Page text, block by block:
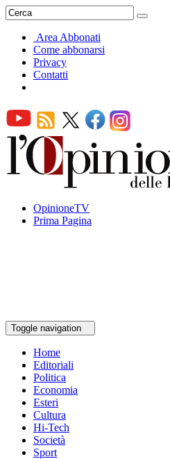
Area Abbonati
Come abbonarsi
Privacy
Contatti
OpinioneTV
Prima Pagina
Toggle navigation
Home
Editoriali
Politica
Economia
Esteri
Cultura
Hi-Tech
Società
Sport